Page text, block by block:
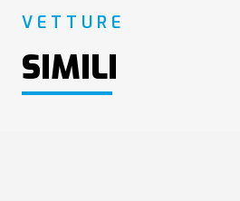
VETTURE
SIMILI